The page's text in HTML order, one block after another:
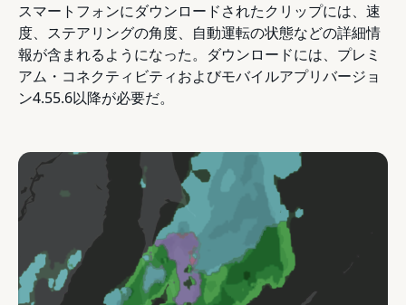
スマートフォンにダウンロードされたクリップには、速
度、ステアリングの角度、自動運転の状態などの詳細情
報が含まれるようになった。ダウンロードには、プレミ
アム・コネクティビティおよびモバイルアプリバージョ
ン4.55.6以降が必要だ。